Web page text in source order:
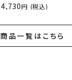
4,730 (税込)
商品一覧はこちら